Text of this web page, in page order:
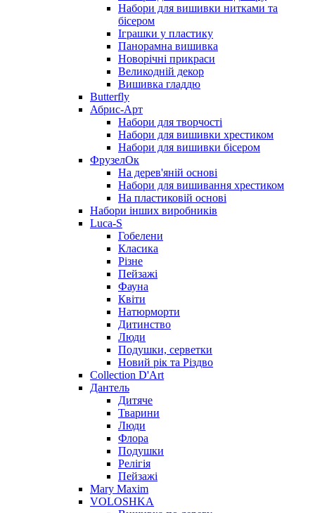
Набори для вишивки нитками та
бісером
Іграшки у пластику
Панорамна вишивка
Новорічні прикраси
Великодній декор
Вишивка гладдю
Butterfly
Абрис-Арт
Набори для творчості
Набори для вишивки хрестиком
Набори для вишивки бісером
ФрузелОк
На дерев'яній основі
Набори для вишивання хрестиком
На пластиковій основі
Набори інших виробників
Luca-S
Гобелени
Класика
Різне
Пейзажі
Фауна
Квіти
Натюрморти
Дитинство
Люди
Подушки, серветки
Новий рік та Різдво
Collection D'Art
Дантель
Дитяче
Тварини
Люди
Флора
Подушки
Релігія
Пейзажі
Mary Maxim
VOLOSHKA